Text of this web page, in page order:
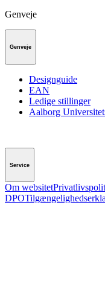
Genveje
Genveje
Designguide
EAN
Ledige stillinger
Aalborg
Service
Om websitet
DPO